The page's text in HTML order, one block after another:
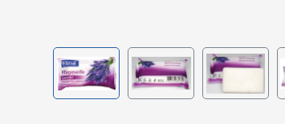
Bildergalerie überspringen